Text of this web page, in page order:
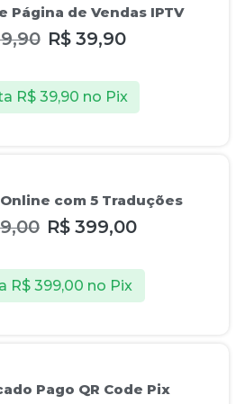
Página de Vendas IPTV
R$39,90
R$39,90 no Pix
com 5 Traduções
R$ 399,00
R$ 399,00 no Pix
Pago QR Code Pix